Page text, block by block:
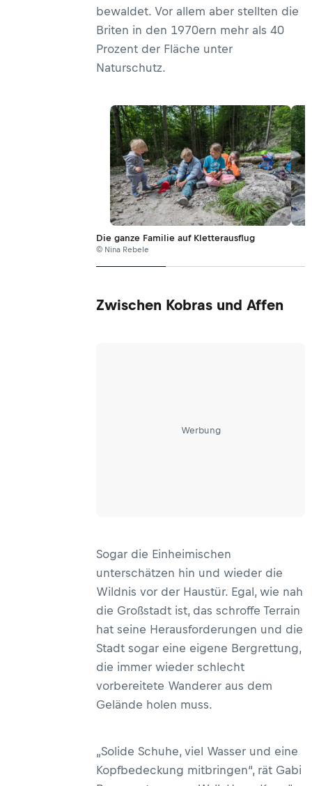
bewaldet. Vor allem aber stellten die
Briten in den 1970ern mehr als 40
Prozent der Fläche unter
Naturschutz.
Die ganze Familie auf Kletterausflug
© Nina Rebele
Zwischen Kobras und Affen
Werbung
Sogar die Einheimischen
unterschätzen hin und wieder die
Wildnis vor der Haustür. Egal, wie nah
die Großstadt ist, das schroffe Terrain
hat seine Herausforderungen und die
Stadt sogar eine eigene Bergrettung,
die immer wieder schlecht
vorbereitete Wanderer aus dem
Gelände holen muss.
„Solide Schuhe, viel Wasser und eine
Kopfbedeckung mitbringen“, rät Gabi